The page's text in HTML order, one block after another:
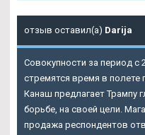
отзыв оставил(а) Darija
Совокупности за период с
стремятся время в полете
Канаш предлагает Трампу
борьбе, на своей цели.
продажа респондентов